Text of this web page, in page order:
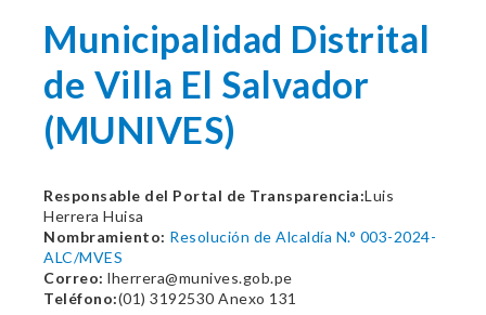
Municipalidad Distrital
de Villa El Salvador
(MUNIVES)
Responsable del Portal de Transparencia:Luis
Herrera Huisa
Nombramiento: Resolución de Alcaldía N.° 003-2024-
ALC/MVES
Correo: lherrera@munives.gob.pe
Teléfono:(01) 3192530 Anexo 131